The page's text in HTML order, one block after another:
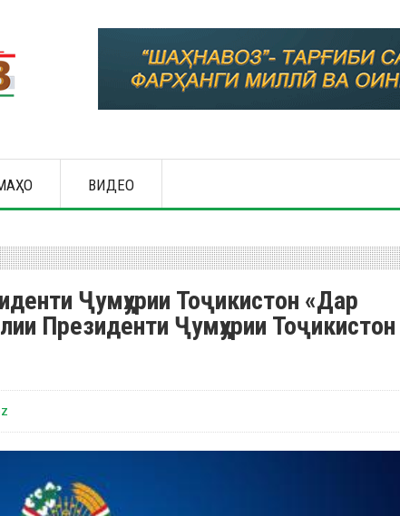
ВИДЕО
Ҷумҳурии Тоҷикистон «Дар
Президенти Ҷумҳурии Тоҷикистон